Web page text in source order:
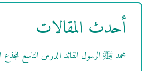
أحدث المقالات
محمد ﷺ الرسول القائد الدرس التاسع للجذع